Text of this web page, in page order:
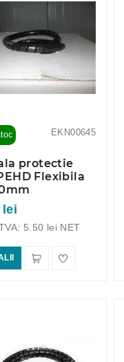
EKN00645
protectie
Flexibila
lei
5.50 lei NET